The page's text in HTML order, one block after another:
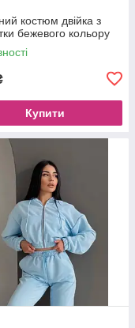
костюм двійка з
бежевого кольору
Купити